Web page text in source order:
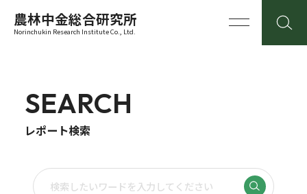
農林中金総合研究所
Norinchukin Research Institute Co., Ltd.
SEARCH
レポート検索